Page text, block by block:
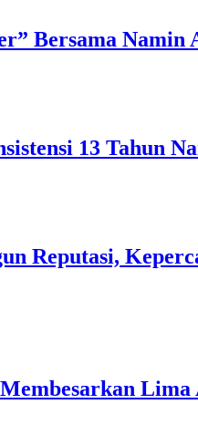
Bersama Namin
13 Tahun
Reputasi,
Lima